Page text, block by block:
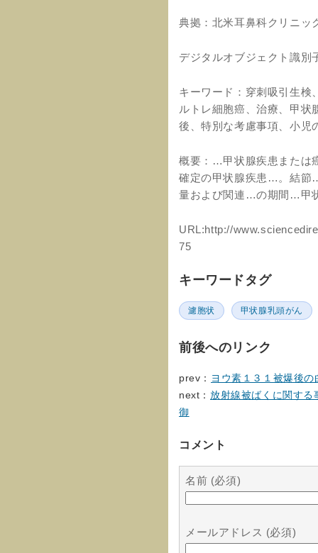
典拠：北米耳鼻科クリニッ
デジタルオブジェクト識別
キーワード：穿刺吸引生検
ルトレ細胞癌、治療、甲状
後、特別な考慮事項、小児
概要：…甲状腺疾患または
確定の甲状腺疾患…。結節
量および関連…の期間…甲
URL:http://
75
キーワードタグ
濾胞状 甲状腺乳頭がん
前後へのリンク
prev： ヨウ素１３１被爆後
next： 放射線被ばくに関す
御
コメント
名前 (必須)
メールアドレス (必須)